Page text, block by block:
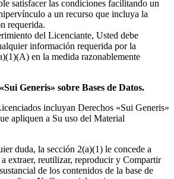
satisfacer las condiciones facilitando un
a un recurso que incluya la
requerida.
del Licenciante, Usted debe
información requerida por la
en la medida razonablemente
Generis» sobre Bases de Datos.
incluyan Derechos «Sui Generis»
apliquen a Su uso del Material
duda, la sección 2(a)(1) le concede a
extraer, reutilizar, reproducir y Compartir
de los contenidos de la base de